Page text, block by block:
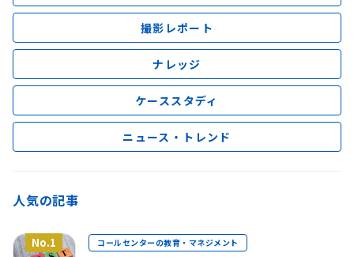
撮影レポート
ナレッジ
ケーススタディ
ニュース・トレンド
人気の記事
No.1 コールセンターの教育・マネジメント